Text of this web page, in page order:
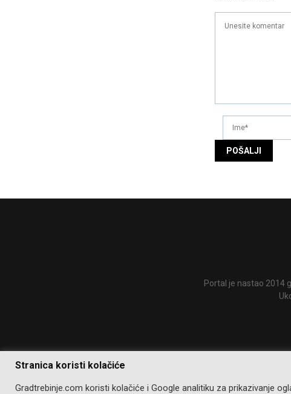
Portal je nastao 2014
Stranica koristi kolačiće
Gradtrebinje.com koristi kolačiće i Google analitiku za prikazivanje